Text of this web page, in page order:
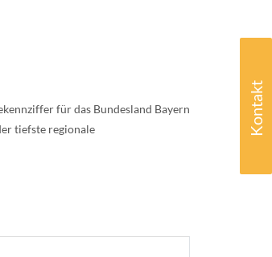
Kontakt
für das Bundesland Bayern
tiefste regionale